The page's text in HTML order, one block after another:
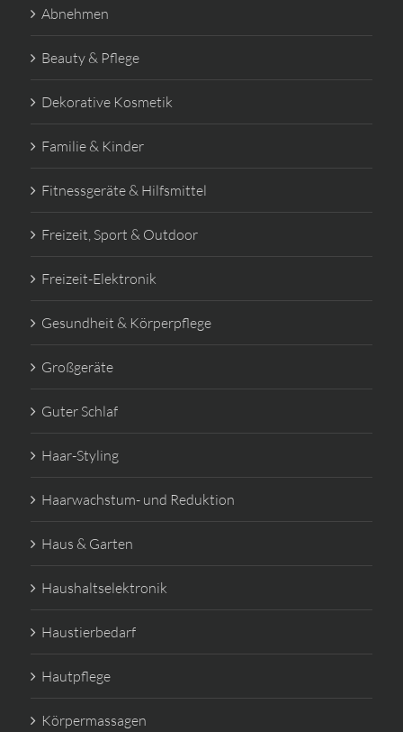
Abnehmen
Beauty & Pflege
Dekorative Kosmetik
Familie & Kinder
Fitnessgeräte & Hilfsmittel
Freizeit, Sport & Outdoor
Freizeit-Elektronik
Gesundheit & Körperpflege
Großgeräte
Guter Schlaf
Haar-Styling
Haarwachstum- und Reduktion
Haus & Garten
Haushaltselektronik
Haustierbedarf
Hautpflege
Körpermassagen